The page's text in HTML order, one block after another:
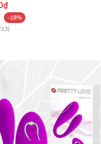
chống nước IPX7,
tôi tối ưu thêm cho từ
-18%